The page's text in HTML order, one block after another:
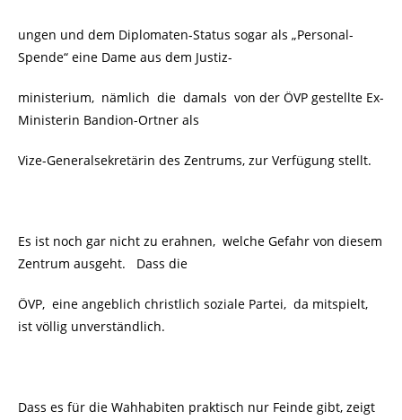
ungen und dem Diplomaten-Status sogar als „Personal-
Spende“ eine Dame aus dem Justiz-
ministerium, nämlich die damals von der ÖVP gestellte Ex-
Ministerin Bandion-Ortner als
Vize-Generalsekretärin des Zentrums, zur Verfügung stellt.
Es ist noch gar nicht zu erahnen, welche Gefahr von diesem
Zentrum ausgeht. Dass die
ÖVP, eine angeblich christlich soziale Partei, da mitspielt,
ist völlig unverständlich.
Dass es für die Wahhabiten praktisch nur Feinde gibt, zeigt